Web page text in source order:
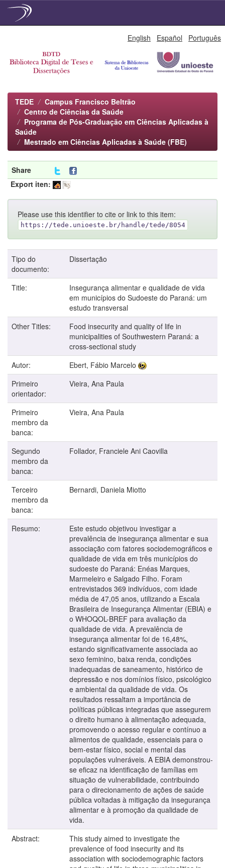
English Español Português
TEDE
Campus Francisco Beltrão
Centro de Ciências da Saúde
Programa de Pós-Graduação em Ciências Aplicadas à
Saúde
Mestrado em Ciências Aplicadas à Saúde (FBE)
Share
Export iten:
Please use this identifier to cite or link to this item:
https://tede.unioeste.br/handle/tede/8054
Tipo do
documento:
Dissertação
Title:
Insegurança alimentar e qualidade de vida
em municípios do Sudoeste do Paraná: um
estudo transversal
Other Titles:
Food insecurity and quality of life in
municipalities of Southwestern Paraná: a
cross-sectional study
Autor:
Ebert, Fábio Marcelo
Primeiro
orientador:
Vieira, Ana Paula
Primeiro
membro da
banca:
Vieira, Ana Paula
Segundo
membro da
banca:
Follador, Franciele Ani Caovilla
Terceiro
membro da
banca:
Bernardi, Daniela Miotto
Resumo:
Este estudo objetivou investigar a
prevalência de insegurança alimentar e sua
associação com fatores sociodemográficos e
qualidade de vida em três municípios do
sudoeste do Paraná: Enéas Marques,
Marmeleiro e Salgado Filho. Foram
entrevistados 369 indivíduos, com idade
média de 47,05 anos, utilizando a Escala
Brasileira de Insegurança Alimentar (EBIA) e
o WHOQOL-BREF para avaliação da
qualidade de vida. A prevalência de
insegurança alimentar foi de 16,48%,
estando significativamente associada ao
sexo feminino, baixa renda, condições
inadequadas de saneamento, histórico de
depressão e nos domínios físico, psicológico
e ambiental da qualidade de vida. Os
resultados ressaltam a importância de
políticas públicas integradas que assegurem
o direito humano à alimentação adequada,
promovendo o acesso regular e contínuo a
alimentos de qualidade, essenciais para o
bem-estar físico, social e mental das
populações vulneráveis. A EBIA demonstrou-
se eficaz na identificação de famílias em
situação de vulnerabilidade, contribuindo
para o direcionamento de ações de saúde
pública voltadas à mitigação da insegurança
alimentar e à promoção da qualidade de
vida.
Abstract:
This study aimed to investigate the
prevalence of food insecurity and its
association with sociodemographic factors